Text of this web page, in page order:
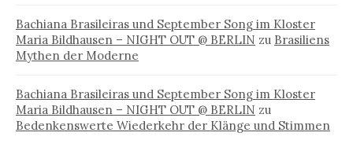
Bachiana Brasileiras und September Song im Kloster
Maria Bildhausen – NIGHT OUT @ BERLIN zu Brasiliens
Mythen der Moderne
Bachiana Brasileiras und September Song im Kloster
Maria Bildhausen – NIGHT OUT @ BERLIN zu
Bedenkenswerte Wiederkehr der Klänge und Stimmen